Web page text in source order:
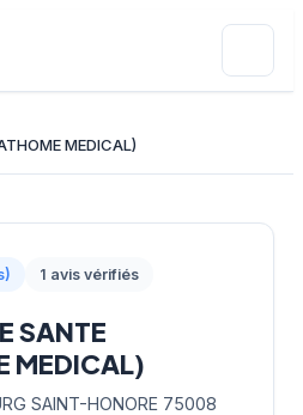
MEDICAL)
1 avis vérifiés
SANTE
MEDICAL)
SAINT-HONORE 75008